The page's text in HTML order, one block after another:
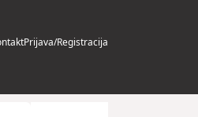
Prijava/Registracija